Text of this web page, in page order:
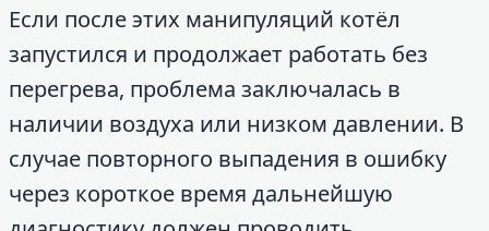
Если после этих манипуляций котёл
запустился и продолжает работать без
перегрева, проблема заключалась в
наличии воздуха или низком давлении. В
случае повторного выпадения в ошибку
через короткое время дальнейшую